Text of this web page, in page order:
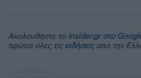
Ακολουθήστε το insider.gr στο
πρώτοι όλες τις ειδήσειςαπό την